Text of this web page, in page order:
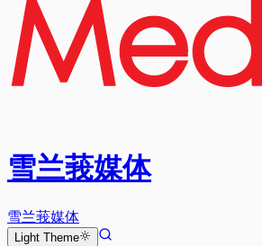
雪兰莪媒体
雪兰莪媒体
Light Theme